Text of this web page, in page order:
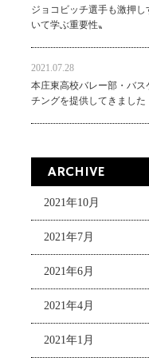
ジョコビッチ選手も激押
いて学ぶ重要性〟
2021.07.28
本庄東高校バレー部・バス
チングを提供してきました
ARCHIVE
2021年10月
2021年7月
2021年6月
2021年4月
2021年1月